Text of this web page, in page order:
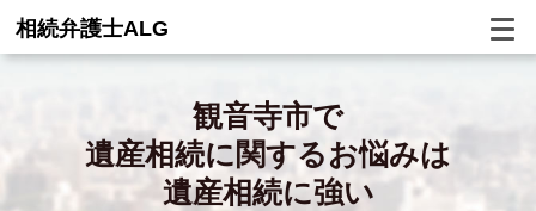
相続弁護士ALG
観音寺市で
遺産相続に関するお悩みは
遺産相続に強い